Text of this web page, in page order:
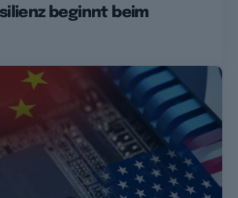
beginnt beim